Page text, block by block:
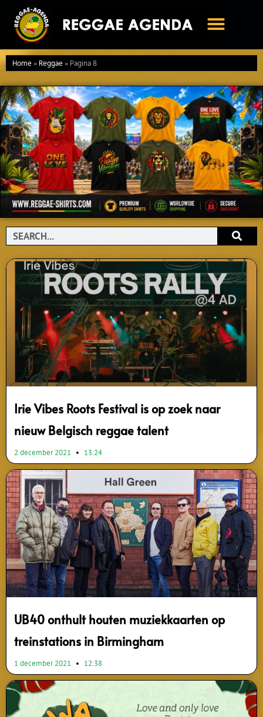
naar
inhoud
Home»Reggae»Pagina 8
Search
Irie Vibes Roots Festival is op zoek naar
nieuw Belgisch reggae talent
2 december 2021 13:24
UB40 onthult houten muziekkaarten op
treinstations in Birmingham
1 december 2021 12:38
Page PagePagePagePage PagePagePagePagePage